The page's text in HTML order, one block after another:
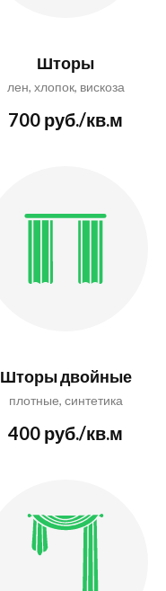
Шторы
лен, хлопок, вискоза
700 руб./кв.м
Шторы двойные
плотные, синтетика
400 руб./кв.м